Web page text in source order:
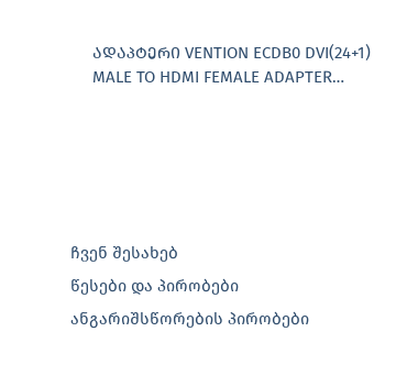
ᲐᲓᲐᲞᲢᲔᲠᲘ VENTION ECDB0 DVI(24+1)
MALE TO HDMI FEMALE ADAPTER
ჩვენ შესახებ
წესები და პირობები
ანგარიშსწორების პირობები